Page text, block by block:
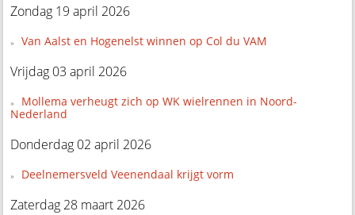
Zondag 19 april 2026
Van Aalst en Hogenelst winnen op Col du VAM
Vrijdag 03 april 2026
Mollema verheugt zich op WK wielrennen in Noord-
Nederland
Donderdag 02 april 2026
Deelnemersveld Veenendaal krijgt vorm
Zaterdag 28 maart 2026